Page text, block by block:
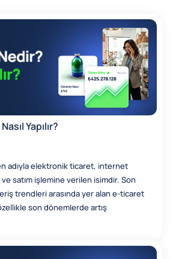
Yapılır?
adıyla elektronik ticaret, internet
satım işlemine verilen isimdir. Son
trendleri arasında yer alan e-ticaret
son dönemlerde artış